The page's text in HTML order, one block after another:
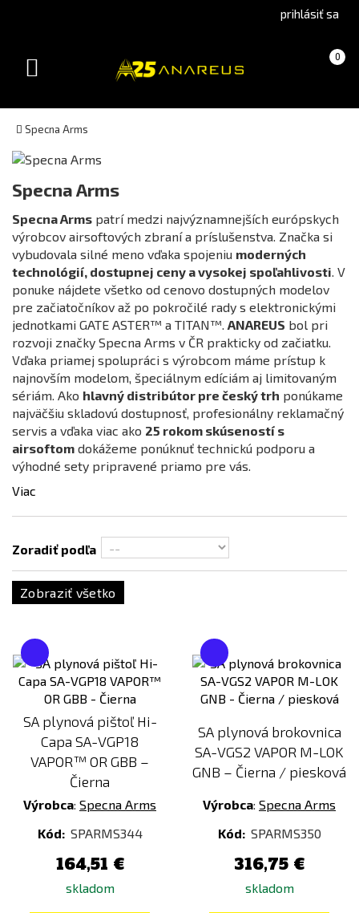
(Czech)version
prihlásiť sa
Košík 0
(prázdny)
Toggle
Specna Arms
Dostupnosť
skladem
Není skladem
Farba
Biela
Bronz
Černá / Kombinácia
Červená
Chaos Bronze
Čierna / Piesková
Čierna / Zelená
Drevená
Foliage Green
Hnedá
Modrá
Multicam
Piesočná
Ružová
Zelená
Specna Arms
Specna Arms patrí medzi najvýznamnejších európskych
výrobcov airsoftových zbraní a príslušenstva. Značka si
vybudovala silné meno vďaka spojeniu moderných
technológií, dostupnej ceny a vysokej spoľahlivosti. V
ponuke nájdete všetko od cenovo dostupných modelov
pre začiatočníkov až po pokročilé rady s elektronickými
jednotkami GATE ASTER™ a TITAN™. ANAREUS bol pri
rozvoji značky Specna Arms v ČR prakticky od začiatku.
Vďaka priamej spolupráci s výrobcom máme prístup k
najnovším modelom, špeciálnym edíciám aj limitovaným
sériám. Ako hlavný distribútor pre český trh ponúkame
najväčšiu skladovú dostupnosť, profesionálny reklamačný
servis a vďaka viac ako 25 rokom skúseností s
airsoftom dokážeme ponúknuť technickú podporu a
výhodné sety pripravené priamo pre vás.
Viac
Zoradiť podľa
Zobraziť všetko
SA plynová pištoľ Hi-
Capa SA-VGP18
VAPOR™ OR GBB –
Čierna
Výrobca: Specna Arms
Kód: SPARMS344
164,51 €
skladom
SA plynová brokovnica
SA-VGS2 VAPOR M-LOK
GNB – Čierna / piesková
Výrobca: Specna Arms
Kód: SPARMS350
316,75 €
skladom